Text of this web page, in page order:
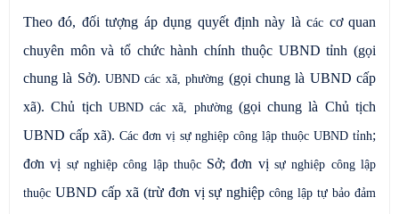
Theo đó, đối tượng áp dụng quyết định này làcác cơ quan
chuyên môn và tổ chức hành chính thuộc UBND tỉnh (gọi
chung là Sở).UBND các xã, phường (gọi chung là UBND cấp
xã). Chủ tịch UBND các xã, phường(gọi chung là Chủ tịch
UBND cấp xã). Các đơn vị sự nghiệp công lập thuộc UBND tỉnh;
đơn vị sự nghiệp công lập thuộcSở;đơn vịsự nghiệp công lập
thuộc UBND cấp xã (trừ đơn vị sự nghiệpcông lập tự bảo đảm